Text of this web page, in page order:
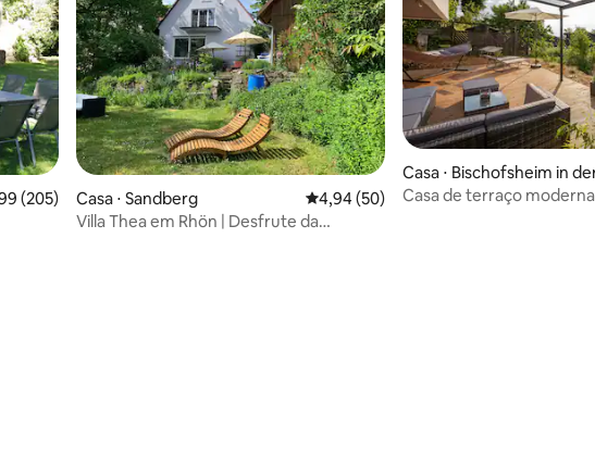
de uma avaliação média de 5, 205 avaliações
(205)
Casa ⋅ Sandberg 4,94 de uma avaliação média de 5, 50
4,94 (50)
Villa Thea em Rhön | Desfrute da
Casa ⋅ Bischofsheim in
ön
Casa de terraço